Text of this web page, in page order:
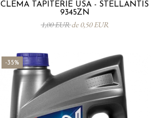
CLEMA TAPITERIE USA - STELLANTIS
9345ZN
1,00 EURde 0,50 EUR
-35%